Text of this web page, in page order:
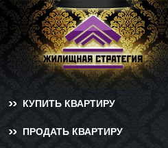
КУПИТЬ КВАРТИРУ
ПРОДАТЬ КВАРТИРУ